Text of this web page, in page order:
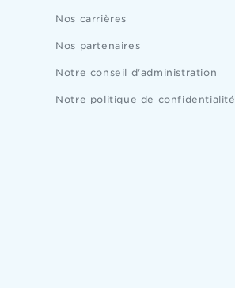
Nos carrières
Nos partenaires
Notre conseil d'administration
Notre politique de confidentialité